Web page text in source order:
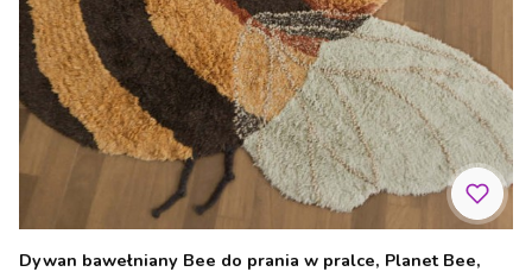
Dywan bawełniany Bee do prania w pralce, Planet Bee,